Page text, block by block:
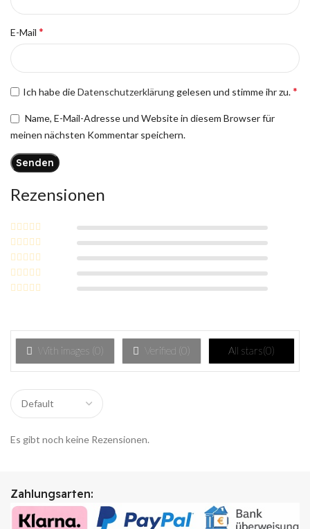
Rezensionen
With images (0 Verified (0 All stars(0)
Es gibt noch keine Rezensionen.
E-Mail *
Ich habe dieDatenschutzerklärunggelesen und stimme ihr zu.*
Name, E-Mail-Adresse und Website in diesem Browser für
meinen nächsten Kommentar speichern.
Zahlungsarten: